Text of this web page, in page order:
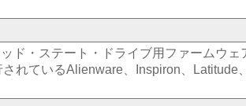
ド・ステート・ドライブ用ファームウ
れているAlienware、Inspiron、